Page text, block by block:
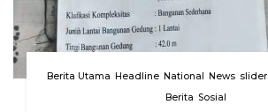
Berita Utama Headline National News slider
Berita Sosial